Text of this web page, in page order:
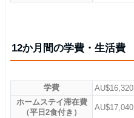
12か月間の学費・生活費
学費
AU$16,320
ホームステイ滞在費
（平日2食付き）
AU$17,040